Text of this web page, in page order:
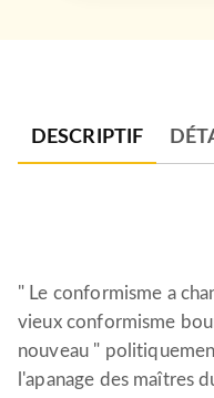
DESCRIPTIF
" Le conformisme a
vieux conformisme
nouveau "
l'apanage des maîtres